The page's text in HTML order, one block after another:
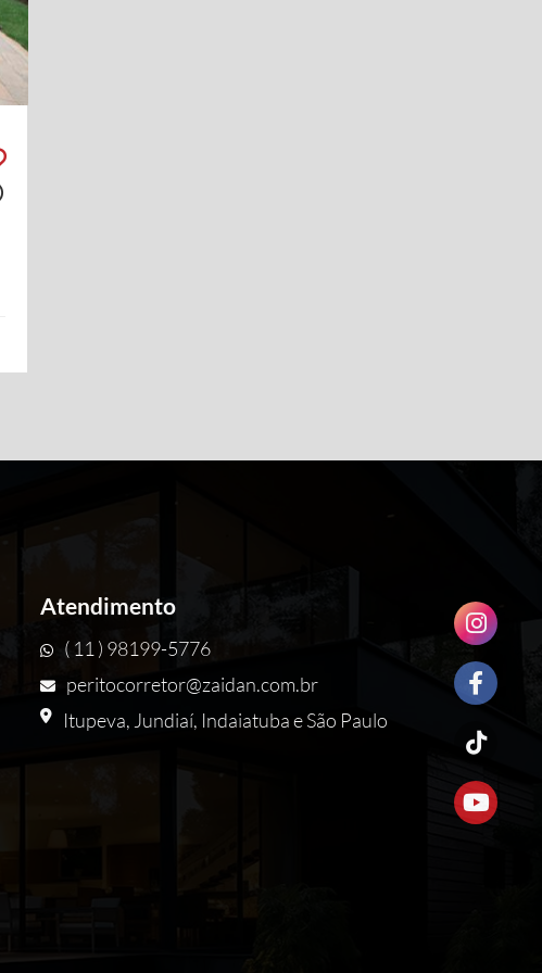
Possui vídeo
Atendimento
( 11 ) 98199-5776
peritocorretor@zaidan.com.br
Itupeva, Jundiaí, Indaiatuba e São Paulo